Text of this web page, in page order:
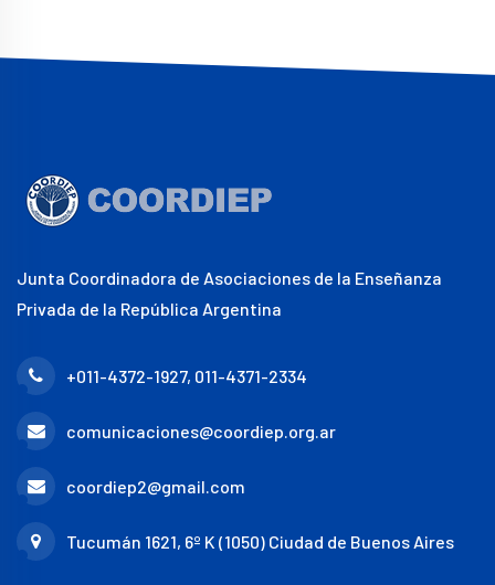
Junta Coordinadora de Asociaciones de la Enseñanza
Privada de la República Argentina
+011-4372-1927, 011-4371-2334
comunicaciones@coordiep.org.ar
coordiep2@gmail.com
Tucumán 1621, 6º K (1050) Ciudad de Buenos Aires